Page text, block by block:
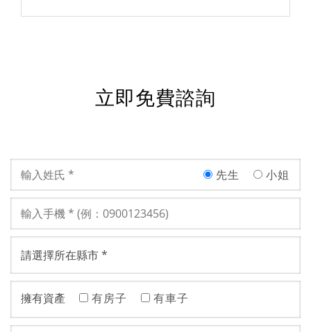
立即免費諮詢
先生 小姐
擁有資產 有房子 有車子